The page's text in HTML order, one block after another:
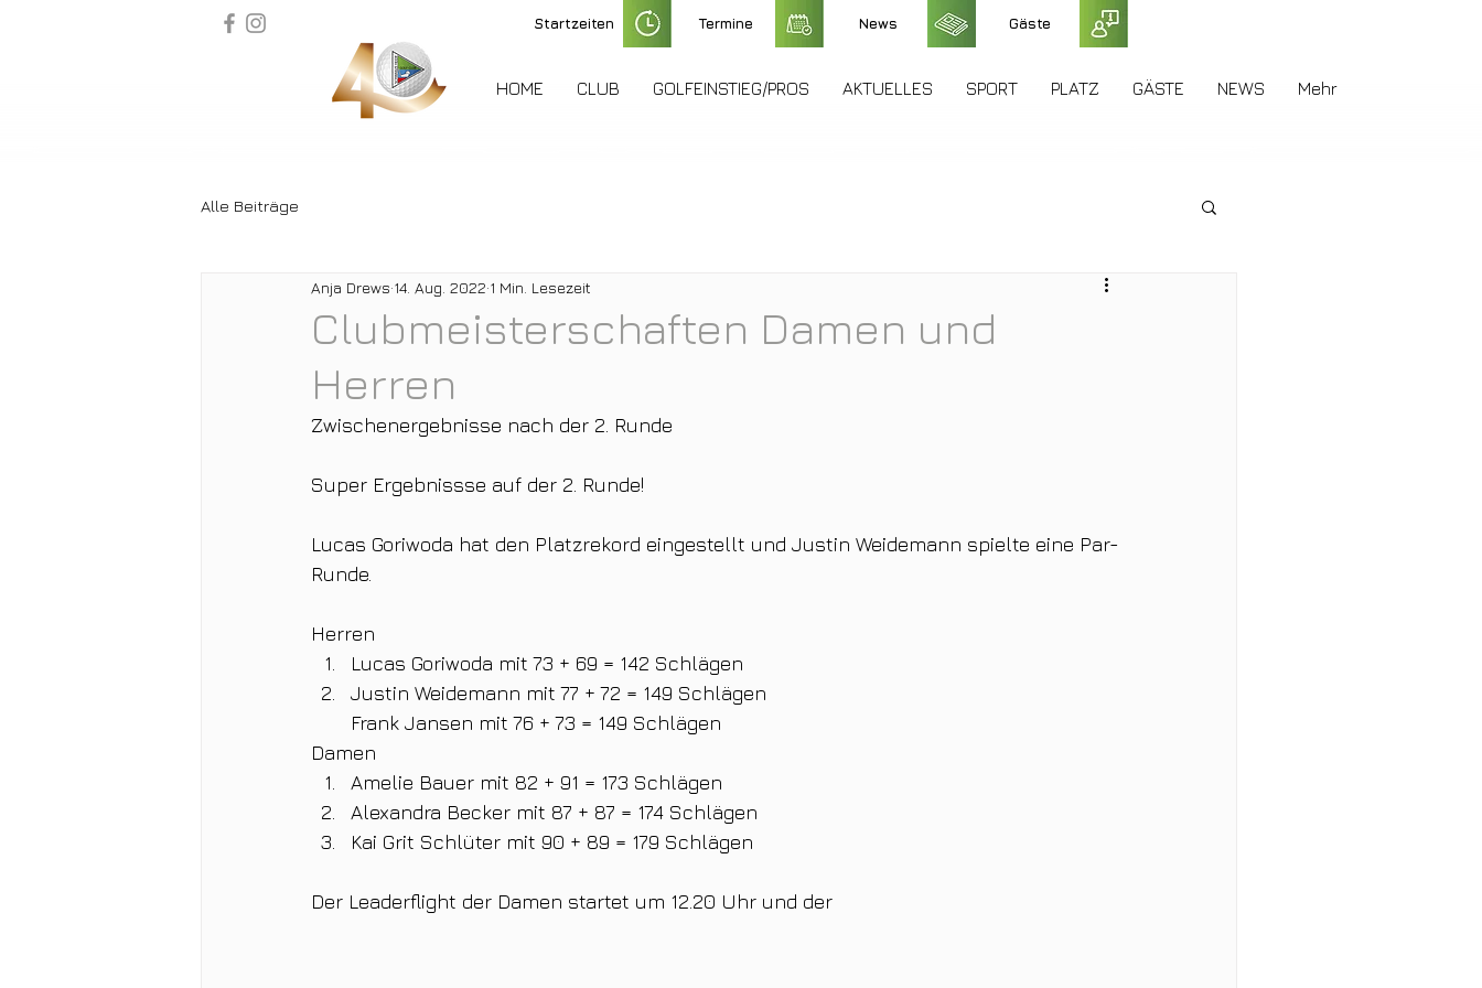
Startzeiten Termine News Gäste
HOME CLUB GOLFEINSTIEG/PROS AKTUELLES SPORT PLATZ GÄSTE NEWS Mehr
Alle Beiträge
Clubmeisterschaften Damen und
Herren
Anja Drews 14. Aug. 2022 1 Min. Lesezeit
Zwischenergebnisse nach der 2. Runde
Super Ergebnissse auf der 2. Runde!
Lucas Goriwoda hat den Platzrekord eingestellt und Justin Weidemann spielte eine Par-
Runde.
Herren
Lucas Goriwoda mit 73 + 69 = 142 Schlägen
Justin Weidemann mit 77 + 72 = 149 Schlägen
Frank Jansen mit 76 + 73 = 149 Schlägen
Damen
Amelie Bauer mit 82 + 91 = 173 Schlägen
Alexandra Becker mit 87 + 87 = 174 Schlägen
Kai Grit Schlüter mit 90 + 89 = 179 Schlägen
Der Leaderflight der Damen startet um 12.20 Uhr und der